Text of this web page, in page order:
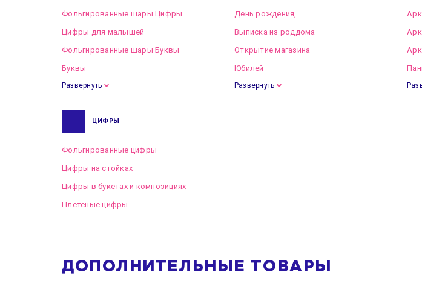
Фольгированные шары Цифры
Цифры для малышей
Фольгированные шары Буквы
Буквы
Развернуть
День рождения,
Выписка из роддома
Открытие магазина
Юбилей
Развернуть
ЦИФРЫ
Фольгированные цифры
Цифры на стойках
Цифры в букетах и композициях
Плетеные цифры
ДОПОЛНИТЕЛЬНЫЕ ТОВАРЫ